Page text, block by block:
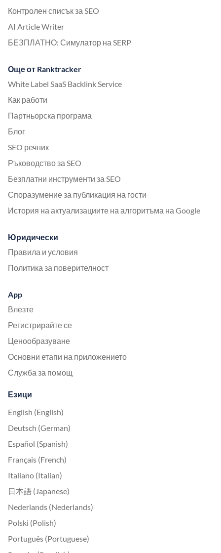
Контролен списък за SEO
AI Article Writer
БЕЗПЛАТНО: Симулатор на SERP
Още от Ranktracker
White Label SaaS Backlink Service
Как работи
Партньорска програма
Блог
SEO речник
Ръководство за SEO
Безплатни инструменти за SEO
Споразумение за публикация на гости
История на актуализациите на алгоритъма на Google
Юридически
Правила и условия
Политика за поверителност
App
Влезте
Регистрирайте се
Ценообразуване
Основни етапи на приложението
Служба за помощ
Езици
English (English)
Deutsch (German)
Español (Spanish)
Français (French)
Italiano (Italian)
日本語 (Japanese)
Nederlands (Nederlands)
Polski (Polish)
Português (Portuguese)